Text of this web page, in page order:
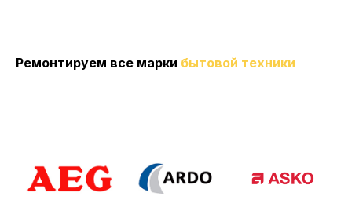
Ремонтируем все марки бытовой техники